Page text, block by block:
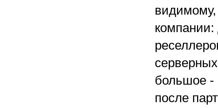
видимому,
компании:
большое -
после